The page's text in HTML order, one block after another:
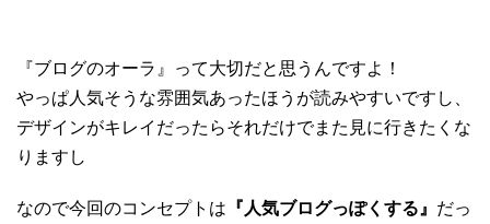
『ブログのオーラ』って大切だと思うんですよ！
やっぱ人気そうな雰囲気あったほうが読みやすいですし、
デザインがキレイだったらそれだけでまた見に行きたくな
りますし
なので今回のコンセプトは 『人気ブログっぽくする』 だっ